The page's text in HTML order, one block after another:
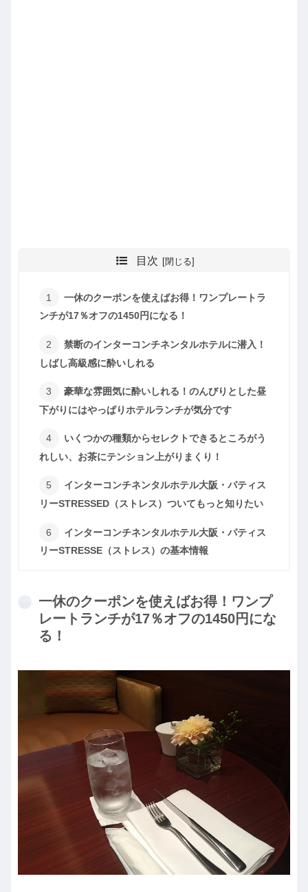
目次
一休のクーポンを使えばお得！ワンプレートラ
ンチが17％オフの1450円になる！
禁断のインターコンチネンタルホテルに潜入！
しばし高級感に酔いしれる
豪華な雰囲気に酔いしれる！のんびりとした昼
下がりにはやっぱりホテルランチが気分です
いくつかの種類からセレクトできるところがう
れしい、お茶にテンション上がりまくり！
インターコンチネンタルホテル大阪・パティス
リーSTRESSED（ストレス）ついてもっと知りたい
インターコンチネンタルホテル大阪・パティス
リーSTRESSE（ストレス）の基本情報
一休のクーポンを使えばお得！ワンプ
レートランチが17％オフの1450円にな
る！